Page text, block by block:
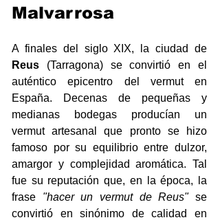
Malvarrosa
Reus (Tarragona) se convirtió en el
auténtico epicentro del vermut en
España. Decenas de pequeñas y
medianas bodegas producían un
vermut artesanal que pronto se hizo
famoso por su equilibrio entre dulzor,
amargor y complejidad aromática. Tal
fue su reputación que, en la época, la
frase "hacer un vermut de Reus" se
convirtió en sinónimo de calidad en